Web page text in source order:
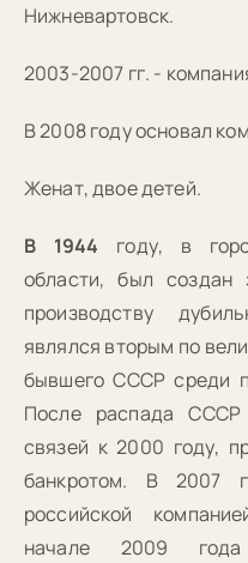
Нижневартовск.
2003-2007 гг. -
В 2008 году основал
Женат, двое детей.
В 1944 году, в
области, был создан
производству
являлся вторым по
бывшего СССР среди
После распада СССР
связей к 2000 году,
банкротом. В 2007
российской
начале 2009 года